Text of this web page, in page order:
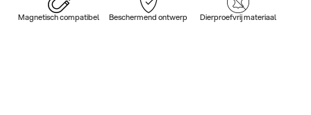
Magnetisch compatibel Beschermend ontwerp Dierproefvrij materiaal